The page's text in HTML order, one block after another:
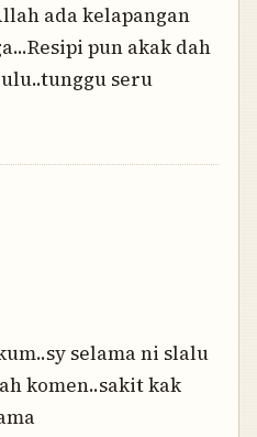
ada kelapangan
pun akak dah
seru
selama ni slalu
komen..sakit kak